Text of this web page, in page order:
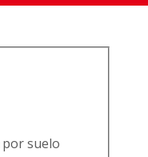
por suelo